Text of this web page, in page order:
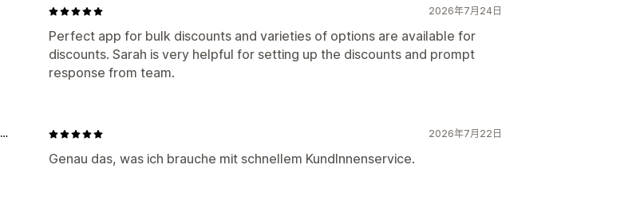
2026年7月24日
Perfect app for bulk discounts and varieties of options are available for
discounts. Sarah is very helpful for setting up the discounts and prompt
response from team.
2026年7月22日
Genau das, was ich brauche mit schnellem KundInnenservice.
Partyspiele zum Ausdrucken